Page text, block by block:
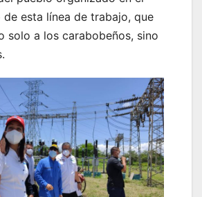
esta línea de trabajo, que
solo a los carabobeños, sino